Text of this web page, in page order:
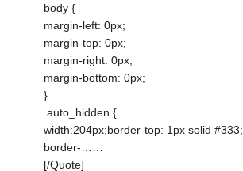
body {
margin-left: 0px;
margin-top: 0px;
margin-right: 0px;
margin-bottom: 0px;
}
.auto_hidden {
width:204px;border-top: 1px solid #333;
border-……
[/Quote]